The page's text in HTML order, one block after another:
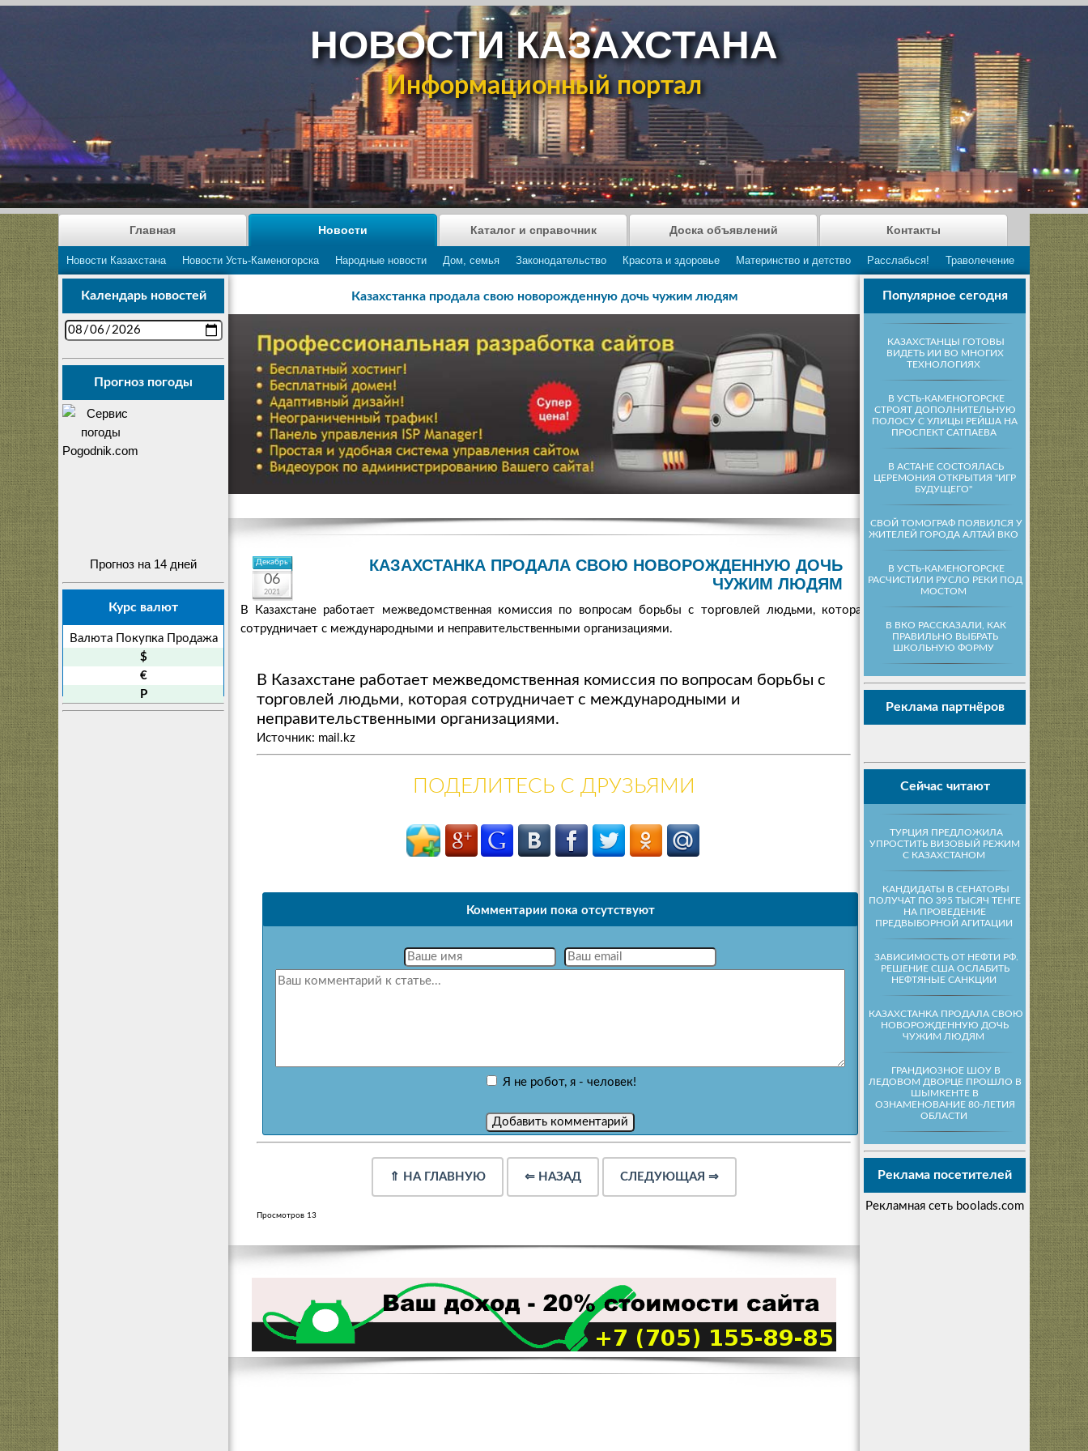
НОВОСТИ КАЗАХСТАНА
Информационный портал
Главная Новости
Новости Казахстана Новости Усть-Каменогорска Народные новости Дом, семья Законодательство Красота и здоровье Материнство и детство Расслабься! Траволечение
Каталог и справочник Доска объявлений Контакты
Популярное сегодня
КАЗАХСТАНЦЫ ГОТОВЫ
ВИДЕТЬ ИИ ВО МНОГИХ
ТЕХНОЛОГИЯХ
В УСТЬ-КАМЕНОГОРСКЕ
СТРОЯТ ДОПОЛНИТЕЛЬНУЮ
ПОЛОСУ С УЛИЦЫ РЕЙША НА
ПРОСПЕКТ САТПАЕВА
В АСТАНЕ СОСТОЯЛАСЬ
ЦЕРЕМОНИЯ ОТКРЫТИЯ "ИГР
БУДУЩЕГО"
СВОЙ ТОМОГРАФ ПОЯВИЛСЯ У
ЖИТЕЛЕЙ ГОРОДА АЛТАЙ ВКО
В УСТЬ-КАМЕНОГОРСКЕ
РАСЧИСТИЛИ РУСЛО РЕКИ ПОД
МОСТОМ
В ВКО РАССКАЗАЛИ, КАК
ПРАВИЛЬНО ВЫБРАТЬ
ШКОЛЬНУЮ ФОРМУ
Реклама партнёров
Сейчас читают
ТУРЦИЯ ПРЕДЛОЖИЛА
УПРОСТИТЬ ВИЗОВЫЙ РЕЖИМ
С КАЗАХСТАНОМ
КАНДИДАТЫ В СЕНАТОРЫ
ПОЛУЧАТ ПО 395 ТЫСЯЧ ТЕНГЕ
НА ПРОВЕДЕНИЕ
ПРЕДВЫБОРНОЙ АГИТАЦИИ
ЗАВИСИМОСТЬ ОТ НЕФТИ РФ.
РЕШЕНИЕ США ОСЛАБИТЬ
НЕФТЯНЫЕ САНКЦИИ
КАЗАХСТАНКА ПРОДАЛА СВОЮ
НОВОРОЖДЕННУЮ ДОЧЬ
ЧУЖИМ ЛЮДЯМ
ГРАНДИОЗНОЕ ШОУ В
ЛЕДОВОМ ДВОРЦЕ ПРОШЛО В
ШЫМКЕНТЕ В
ОЗНАМЕНОВАНИЕ 80-ЛЕТИЯ
ОБЛАСТИ
Реклама посетителей
Рекламная сеть boolads.com
Календарь новостей
Прогноз погоды
Прогноз на 14 дней
Курс валют
Валюта Покупка
Продажа
$
€
P
Казахстанка продала свою новорожденную дочь чужим людям
Декабрь
06
2021
КАЗАХСТАНКА ПРОДАЛА СВОЮ НОВОРОЖДЕННУЮ ДОЧЬ
ЧУЖИМ ЛЮДЯМ
В Казахстане работает межведомственная комиссия по вопросам борьбы с торговлей людьми, которая
сотрудничает с международными и неправительственными организациями.
В Казахстане работает межведомственная комиссия по вопросам борьбы с
торговлей людьми, которая сотрудничает с международными и
неправительственными организациями.
Источник: mail.kz
ПОДЕЛИТЕСЬ С ДРУЗЬЯМИ
Комментарии пока отсутствуют
Я не робот, я - человек!
⇑ НА ГЛАВНУЮ ⇐ НАЗАД СЛЕДУЮЩАЯ ⇒
Просмотров 13